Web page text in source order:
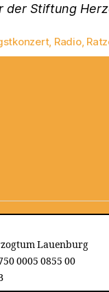
der Stiftung
, Radio,
Lauenburg
0005 0855 00